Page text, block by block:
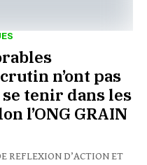
n’ont pas
tenir dans les
l’ONG GRAIN
REFLEXION D’ACTION ET